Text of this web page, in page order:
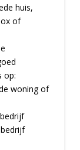
huis,
of
op:
woning of